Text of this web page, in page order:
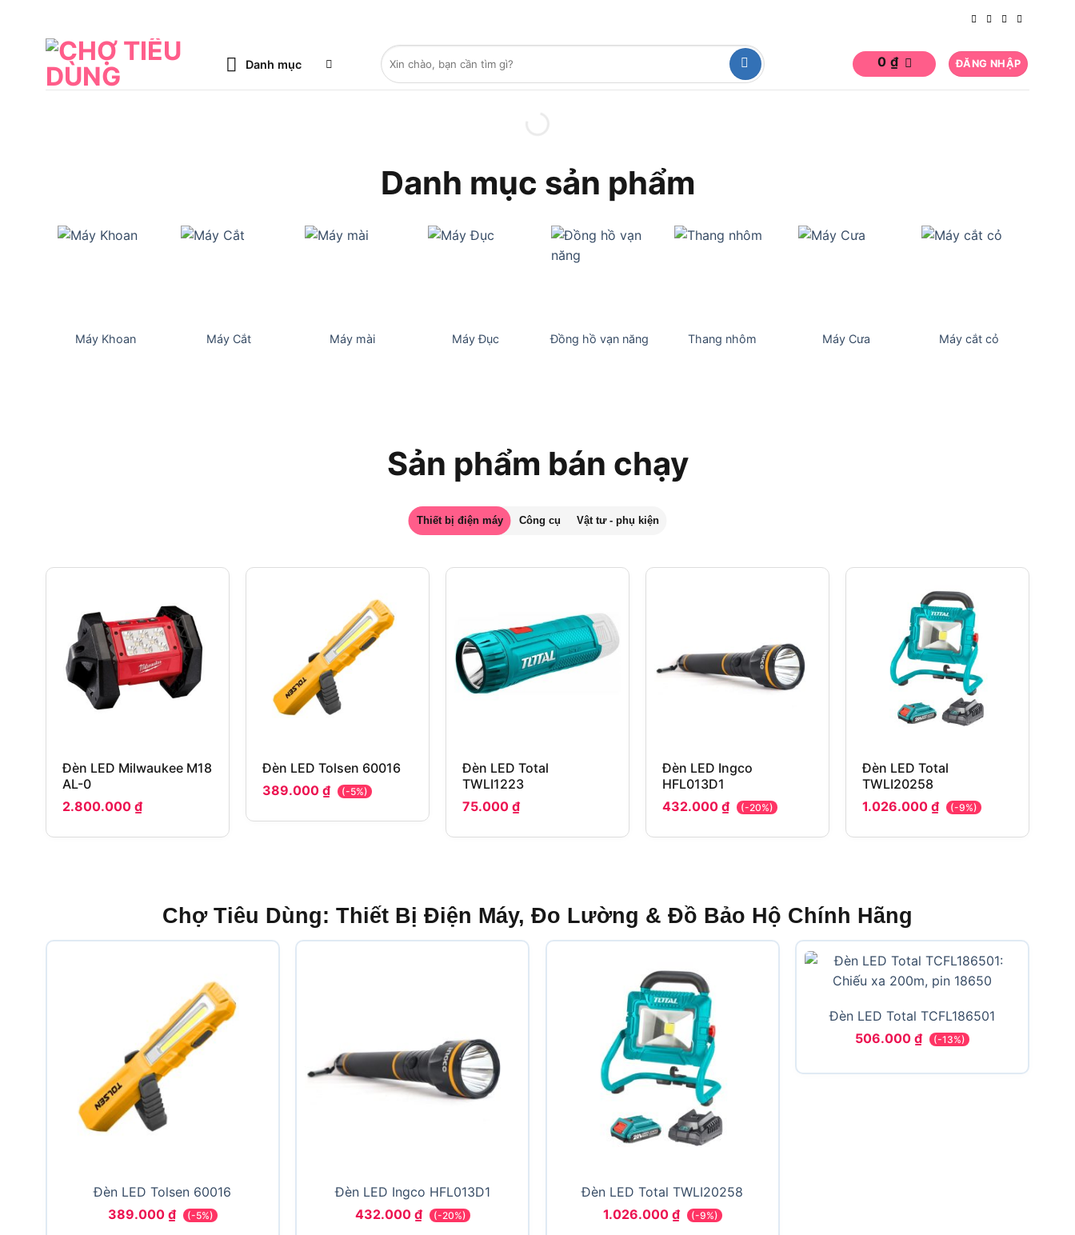
Danh mục
Tìm
kiếm:
0 ₫ ĐĂNG NHẬP
Danh mục sản phẩm
Máy Khoan Máy Cắt Máy mài Máy Đục Đồng hồ vạn năng Thang nhôm Máy Cưa Máy cắt cỏ
Sản phẩm bán chạy
Thiết bị điện máy Công cụ Vật tư - phụ kiện
Đèn LED Milwaukee M18
AL-0
2.800.000 ₫
Đèn LED Tolsen 60016
389.000 ₫ (-5%)
Đèn LED Total
TWLI1223
75.000 ₫
Đèn LED Ingco
HFL013D1
432.000 ₫ (-20%)
Đèn LED Total
TWLI20258
1.026.000 ₫ (-9%)
Chợ Tiêu Dùng: Thiết Bị Điện Máy, Đo Lường & Đồ Bảo Hộ Chính Hãng
Đèn LED Tolsen 60016
389.000 ₫ (-5%)
Đèn LED Ingco HFL013D1
432.000 ₫ (-20%)
Đèn LED Total TWLI20258
1.026.000 ₫ (-9%)
Đèn LED Total TCFL186501
506.000₫ (-13%)